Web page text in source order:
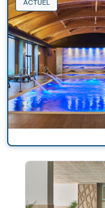
ACTUEL